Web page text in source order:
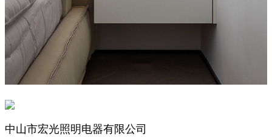
中山市宏光照明电器有限公司